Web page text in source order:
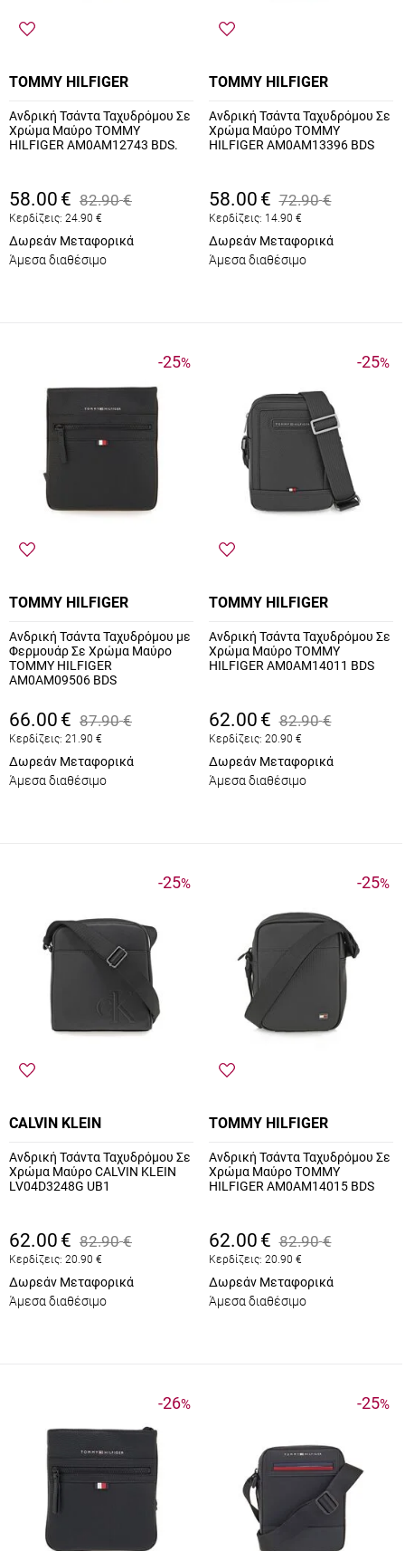
TOMMY HILFIGER
Ανδρική Τσάντα Ταχυδρόμου Σε
Χρώμα Μαύρο TOMMY
HILFIGER AM0AM12743 BDS.
58.00 € 82.90 €
Κερδίζεις: 24.90 €
Δωρεάν Μεταφορικά
Άμεσα διαθέσιμο
TOMMY HILFIGER
Ανδρική Τσάντα Ταχυδρόμου Σε
Χρώμα Μαύρο TOMMY
HILFIGER AM0AM13396 BDS
58.00 € 72.90 €
Κερδίζεις: 14.90 €
Δωρεάν Μεταφορικά
Άμεσα διαθέσιμο
-25%
TOMMY HILFIGER
Ανδρική Τσάντα Ταχυδρόμου με
Φερμουάρ Σε Χρώμα Μαύρο
TOMMY HILFIGER
AM0AM09506 BDS
66.00 € 87.90 €
Κερδίζεις: 21.90 €
Δωρεάν Μεταφορικά
Άμεσα διαθέσιμο
-25%
TOMMY HILFIGER
Ανδρική Τσάντα Ταχυδρόμου Σε
Χρώμα Μαύρο TOMMY
HILFIGER AM0AM14011 BDS
62.00 € 82.90 €
Κερδίζεις: 20.90 €
Δωρεάν Μεταφορικά
Άμεσα διαθέσιμο
-25%
CALVIN KLEIN
Ανδρική Τσάντα Ταχυδρόμου Σε
Χρώμα Μαύρο CALVIN KLEIN
LV04D3248G UB1
62.00 € 82.90 €
Κερδίζεις: 20.90 €
Δωρεάν Μεταφορικά
Άμεσα διαθέσιμο
-25%
TOMMY HILFIGER
Ανδρική Τσάντα Ταχυδρόμου Σε
Χρώμα Μαύρο TOMMY
HILFIGER AM0AM14015 BDS
62.00 € 82.90 €
Κερδίζεις: 20.90 €
Δωρεάν Μεταφορικά
Άμεσα διαθέσιμο
-26% -25%